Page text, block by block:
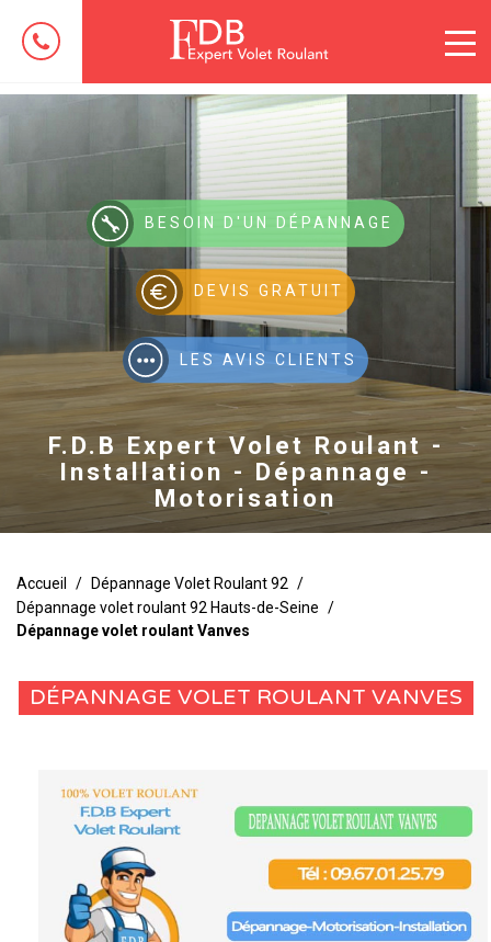
BESOIN D'UN DÉPANNAGE
DEVIS GRATUIT
LES AVIS CLIENTS
F.D.B Expert Volet Roulant -
Installation - Dépannage -
Motorisation
Accueil / Dépannage Volet Roulant 92 /
Dépannage volet roulant 92 Hauts-de-Seine /
Dépannage volet roulant Vanves
DÉPANNAGE VOLET ROULANT VANVES